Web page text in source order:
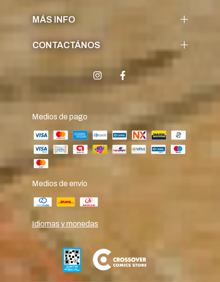
MÁS INFO
CONTACTÁNOS
Medios de pago
Medios de envío
Idiomas y monedas